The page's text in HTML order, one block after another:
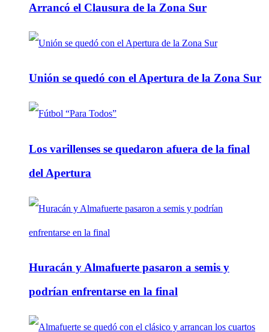
Arrancó el Clausura de la Zona Sur
Unión se quedó con el Apertura de la Zona Sur
Los varillenses se quedaron afuera de la final
del Apertura
Huracán y Almafuerte pasaron a semis y
podrían enfrentarse en la final